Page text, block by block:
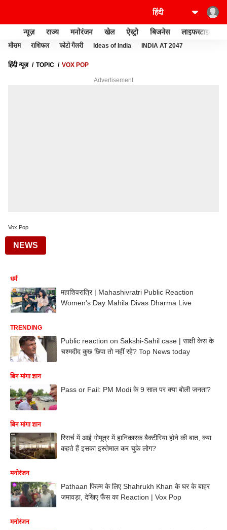
न्यूज़ राज्य मनोरंजन खेल ऐस्ट्रो बिजनेस लाइफस्टाइल
मौसम राशिफल फोटो गैलरी Ideas of India INDIA AT 2047
हिंदी न्यूज़ TOPIC VOX POP
Advertisement
Vox Pop
NEWS
धर्म
महाशिवरात्रि | Mahashivratri Public Reaction
Women's Day Mahila Divas Dharma Live
TRENDING
Public reaction on Sakshi-Sahil case | साक्षी केस के
चश्मदीद कुछ छिपा तो नहीं रहे? Top News today
बिन मांगा ज्ञान
Pass or Fail: PM Modi के 9 साल पर क्या बोली जनता?
बिन मांगा ज्ञान
रिसर्च में आई गोमूत्र में हानिकारक बैक्टीरिया होने की बात, क्या
कहते हैं इसका इस्तेमाल कर चुके लोग?
मनोरंजन
Pathaan फिल्म के लिए Shahrukh Khan के घर के बाहर
जमावड़ा, देखिए फैंस का Reaction | Vox Pop
मनोरंजन